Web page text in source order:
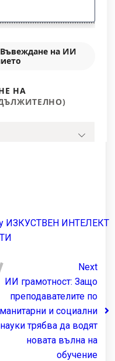
ИЗКУСТВЕН ИНТЕЛЕКТ
Next
ИИ грамотност: Защо
преподавателите по
и социални
науки трябва да водят
новата вълна на
обучение